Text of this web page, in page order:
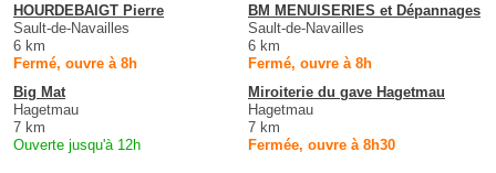
HOURDEBAIGT Pierre
Sault-de-Navailles
6 km
Fermé, ouvre à 8h
BM MENUISERIES et Dépannages
Sault-de-Navailles
6 km
Fermé, ouvre à 8h
Big Mat
Hagetmau
7 km
Ouverte jusqu'à 12h
Miroiterie du gave Hagetmau
Hagetmau
7 km
Fermée, ouvre à 8h30